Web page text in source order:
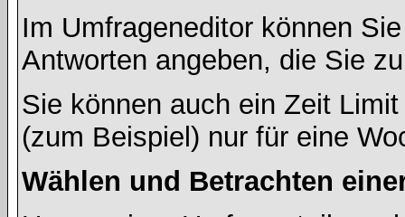
Im Umfrageneditor können
Antworten angeben, die Sie
Sie können auch ein Zeit
(zum Beispiel) nur für eine
Wählen und Betrachten